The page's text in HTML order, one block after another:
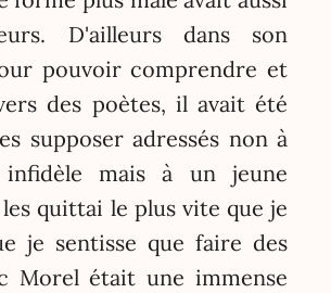
D'ailleurs dans son
pouvoir comprendre et
des poètes, il avait été
supposer adressés non à
mais à un jeune
les quittai le plus vite que je
je sentisse que faire des
Morel était une immense